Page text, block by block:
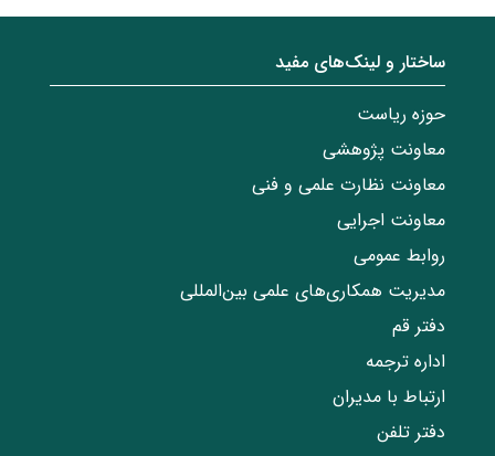
ساختار‌‌ و‌‌ لینک‌های مفید
حوزه ریاست
معاونت پژوهشی
معاونت نظارت علمی و فنی
معاونت اجرایی
روابط عمومی
مدیریت همکاری‌های علمی بین‌المللی
دفتر قم
اداره ترجمه
ارتباط با مدیران
دفتر تلفن